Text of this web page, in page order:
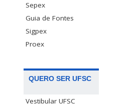
Sepex
Guia de Fontes
Sigpex
Proex
QUERO SER UFSC
Vestibular UFSC